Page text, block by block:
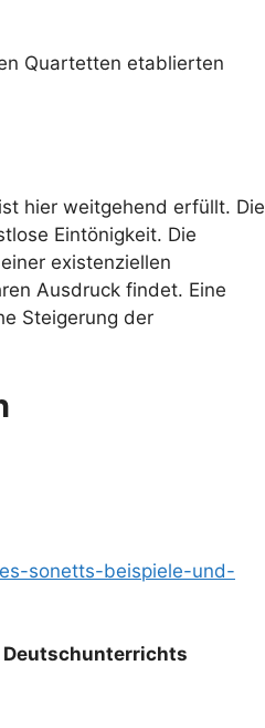
Quartetten etablierten
hier weitgehend erfüllt. Die
Eintönigkeit. Die
existenziellen
Ausdruck findet. Eine
Steigerung der
sonetts-beispiele-und-
Deutschunterrichts